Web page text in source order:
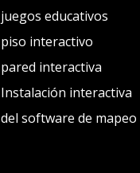
juegos educativos
piso interactivo
pared interactiva
Instalación interactiva
del software de